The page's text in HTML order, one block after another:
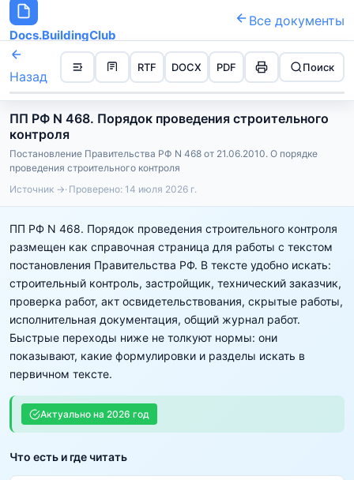
Docs.BuildingClub
Все документы
Назад
Поиск
RTF DOCX PDF
ПП РФ N 468. Порядок проведения строительного
контроля
Постановление Правительства РФ N 468 от 21.06.2010. О порядке
проведения строительного контроля
Источник → Проверено: 14 июля 2026 г.
ПП РФ N 468. Порядок проведения строительного контроля
размещен как справочная страница для работы с текстом
постановления Правительства РФ. В тексте удобно искать:
строительный контроль, застройщик, технический заказчик,
проверка работ, акт освидетельствования, скрытые работы,
исполнительная документация, общий журнал работ.
Быстрые переходы ниже не толкуют нормы: они
показывают, какие формулировки и разделы искать в
первичном тексте.
Актуально на 2026 год
Что есть и где читать